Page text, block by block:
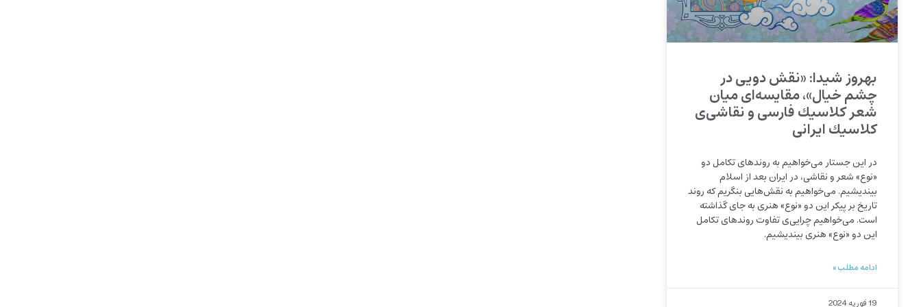
بهروز شیدا: «نقش‌ دویی در
چشم خیال»، مقایسه‌ای میان
شعر كلاسیك فارسی و نقاشی‌ی
كلاسیك ایرانی ‍
در این جستار می‌خواهیم به روندهای تكامل دو
«نوع» شعر و نقاشی‌، در ایران بعد از اسلام
بیندیشیم. می‌خواهیم به نقش‌هایی بنگریم كه روند
تاریخ بر پیكر این دو «نوع» هنری به‌ جای گذاشته
است. می‌خواهیم چرایی‌ی تفاوت روند‌های تكامل
این دو «نوع» هنری بیندیشیم.
ادامه مطلب »
19 فوریه 2024